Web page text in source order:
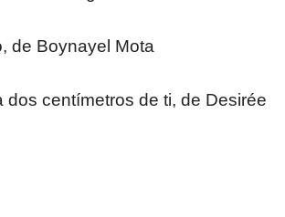
de Boynayel Mota
dos centímetros de ti, de Desirée